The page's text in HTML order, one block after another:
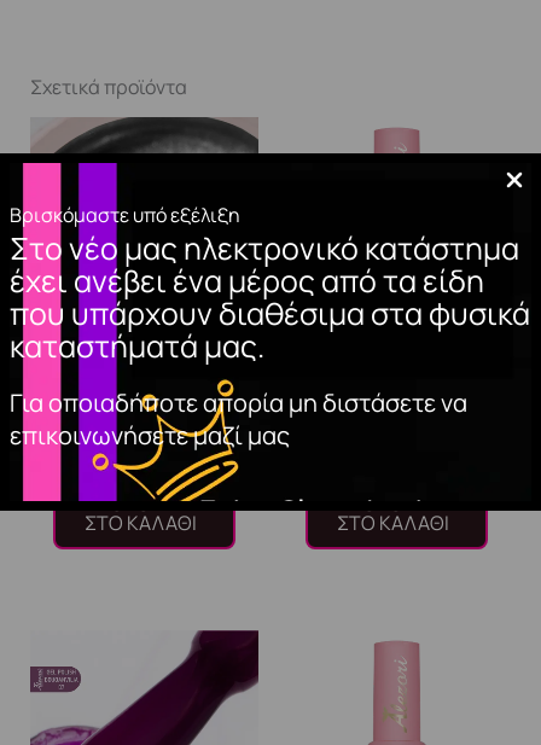
Βρισκόμαστε υπό εξέλιξη
Στο νέο μας ηλεκτρονικό κατάστημα
έχει ανέβει ένα μέρος από τα είδη
που υπάρχουν διαθέσιμα στα φυσικά
καταστήματά μας.
Για οποιαδήποτε απορία μη διστάσετε να
επικοινωνήσετε μαζί μας
Σχετικά προϊόντα
SILVER 3.5ml
7,00€
ΠΡΟΣΘΉΚΗ
ΣΤΟ ΚΑΛΆΘΙ
HYBRID 15ml.
ΠΡΟΣΘΉΚΗ
ΣΤΟ ΚΑΛΆΘΙ